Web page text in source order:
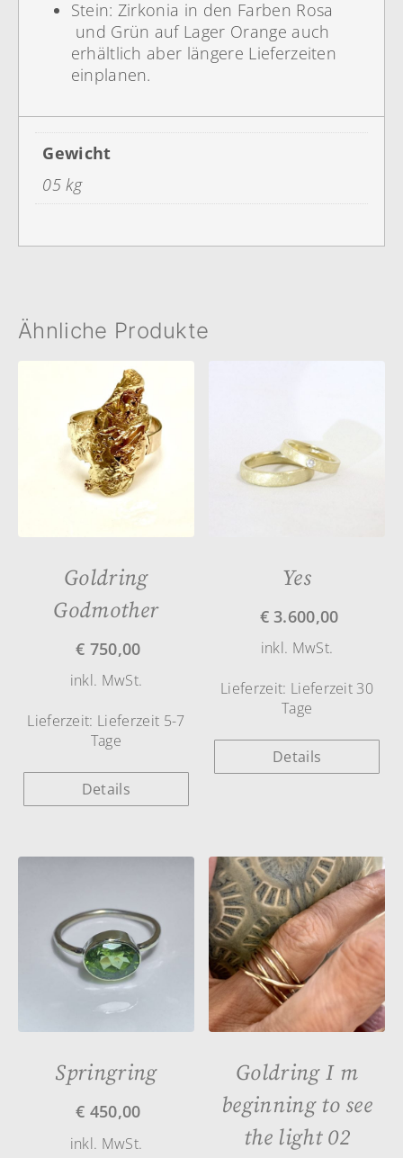
Stein: Zirkonia in den Farben Rosa
und Grün auf Lager Orange auch
erhältlich aber längere Lieferzeiten
einplanen.
Gewicht
05 kg
Ähnliche Produkte
Goldring
Godmother
€ 750,00
inkl. MwSt.
Lieferzeit: Lieferzeit 5-7
Tage
Details
Yes
€ 3.600,00
inkl. MwSt.
Lieferzeit: Lieferzeit 30
Tage
Details
Springring
€ 450,00
inkl. MwSt.
Goldring I m
beginning to see
the light 02